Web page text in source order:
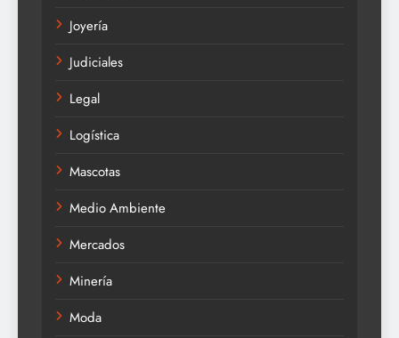
Joyería
Judiciales
Legal
Logística
Mascotas
Medio Ambiente
Mercados
Minería
Moda